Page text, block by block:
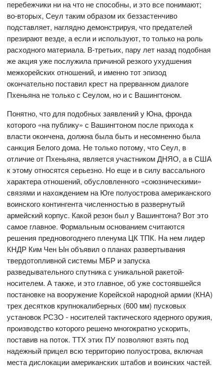
перебежчики ни на что не способны, и это все понимают;
во-вторых, Сеул таким образом их беззастенчиво
подставляет, наглядно демонстрируя, что предателей
презирают везде, а если и используют, то только на роль
расходного материала. В-третьих, пару лет назад подобная
же акция уже послужила причиной резкого ухудшения
межкорейских отношений, и именно тот эпизод
окончательно поставил крест на прерванном диалоге
Пхеньяна не только с Сеулом, но и с Вашингтоном.
Понятно, что для подобных заявлений у Юна, фронда
которого «на публику» с Вашингтоном после прихода к
власти окончена, должна была быть и несомненно была
санкция Белого дома. Не только потому, что Сеул, в
отличие от Пхеньяна, является участником ДНЯО, а в США
к этому относятся серьезно. Но еще и в силу вассального
характера отношений, обусловленного «союзническими»
связями и нахождением на Юге полуострова американского
воинского контингента численностью в развернутый
армейский корпус. Какой резон был у Вашингтона? Вот это
самое главное. Формальным основанием считаются
решения предновогоднего пленума ЦК ТПК. На нем лидер
КНДР Ким Чен Ын объявил о планах развертывания
твердотопливной системы МБР и запуска
разведывательного спутника с уникальной ракетой-
носителем. А также, и это главное, об уже состоявшейся
постановке на вооружение Корейской народной армии (КНА)
трех десятков крупнокалиберных (600 мм) пусковых
установок РСЗО - носителей тактического ядерного оружия,
производство которого решено многократно ускорить,
поставив на поток. ТТХ этих ПУ позволяют взять под
надежный прицел всю территорию полуострова, включая
места дислокации американских штабов и воинских частей.